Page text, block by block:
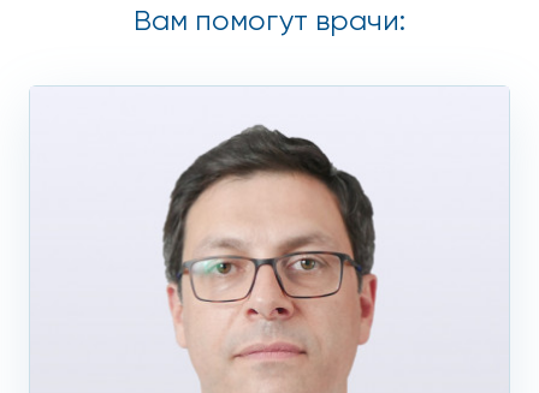
Эпизодическая терапия – противовирусное
лечение генитального (полового) герпеса у
пациентов с редкими обострениями.
Супрессивное лечение (при частых обострениях
или у пациентов с тяжелым течением герпеса).
Этим лицам обязательно показана LAK-терапия и
длительный прием противовирусных препаратов.
Вам помогут врачи: